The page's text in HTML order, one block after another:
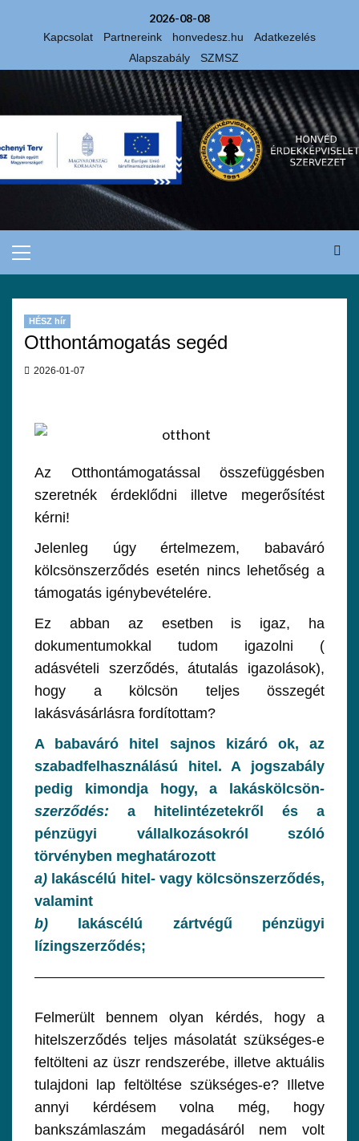
2026-08-08
Kapcsolat Partnereink honvedesz.hu
Adatkezelés
Alapszabály
SZMSZ
HÉSZ hír
Otthontámogatás segéd
2026-01-07
Az Otthontámogatással összefüggésben
szeretnék érdeklődni illetve megerősítést
kérni!
Jelenleg úgy értelmezem, babaváró
kölcsönszerződés esetén nincs lehetőség a
támogatás igénybevételére.
Ez abban az esetben is igaz, ha
dokumentumokkal tudom igazolni (
adásvételi szerződés, átutalás igazolások),
hogy a kölcsön teljes összegét
lakásvásárlásra fordítottam?
A babaváró hitel sajnos kizáró ok, az
szabadfelhasználású hitel. A jogszabály
pedig kimondja hogy, a lakáskölcsön-
szerződés: a hitelintézetekről és a
pénzügyi vállalkozásokról szóló
törvényben meghatározott
a) lakáscélú hitel- vagy kölcsönszerződés,
valamint
b)
lakáscélú zártvégű pénzügyi
lízingszerződés;
Felmerült bennem olyan kérdés, hogy a
hitelszerződés teljes másolatát szükséges-e
feltölteni az üszr rendszerébe, illetve aktuális
tulajdoni lap feltöltése szükséges-e? Illetve
annyi kérdésem volna még, hogy
bankszámlaszám megadásáról nem volt